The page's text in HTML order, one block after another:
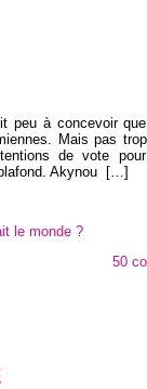
peu à concevoir
Mais pas
de vote
Akynou
[…]
le monde ?
50